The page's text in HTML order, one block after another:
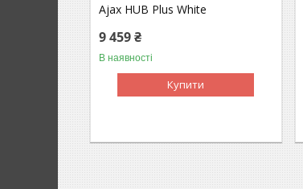
Ajax HUB Plus White
9 459 ₴
В наявності
Купити